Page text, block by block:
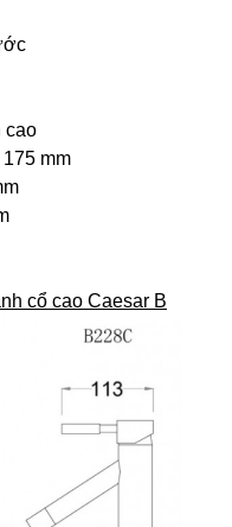
cao
mm
cổ cao Caesar B